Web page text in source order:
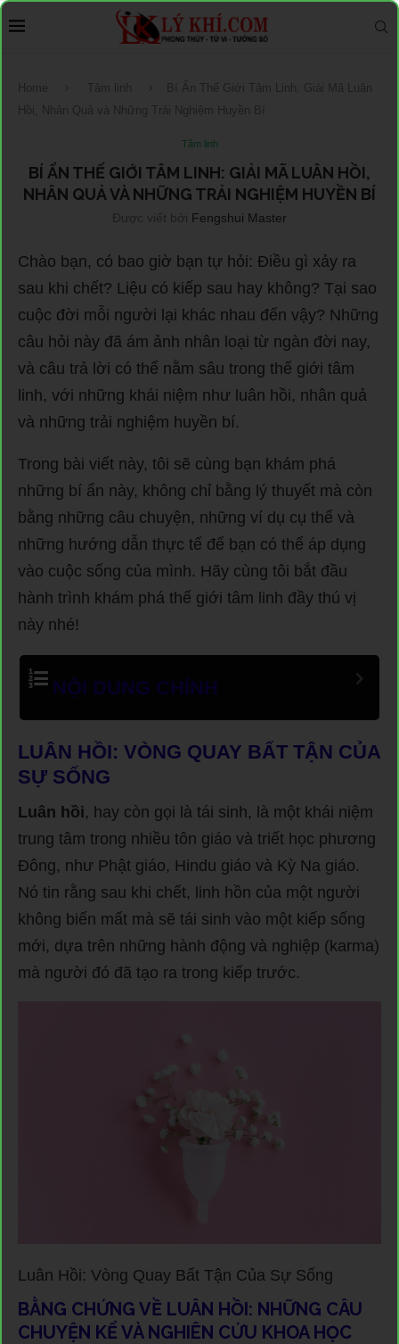
Home Tâm linh
Bí Ẩn Thế Giới Tâm Linh: Giải Mã Luân
Hồi, Nhân Quả và Những Trải Nghiệm Huyền Bí
Tâm linh
BÍ ẨN THẾ GIỚI TÂM LINH: GIẢI MÃ LUÂN HỒI,
NHÂN QUẢ VÀ NHỮNG TRẢI NGHIỆM HUYỀN BÍ
Được viết bởi Fengshui Master
Chào bạn, có bao giờ bạn tự hỏi: Điều gì xảy ra
sau khi chết? Liệu có kiếp sau hay không? Tại sao
cuộc đời mỗi người lại khác nhau đến vậy? Những
câu hỏi này đã ám ảnh nhân loại từ ngàn đời nay,
và câu trả lời có thể nằm sâu trong thế giới tâm
linh, với những khái niệm như luân hồi, nhân quả
và những trải nghiệm huyền bí.
Trong bài viết này, tôi sẽ cùng bạn khám phá
những bí ẩn này, không chỉ bằng lý thuyết mà còn
bằng những câu chuyện, những ví dụ cụ thể và
những hướng dẫn thực tế để bạn có thể áp dụng
vào cuộc sống của mình. Hãy cùng tôi bắt đầu
hành trình khám phá thế giới tâm linh đầy thú vị
này nhé!
NỘI DUNG CHÍNH
LUÂN HỒI: VÒNG QUAY BẤT TẬN CỦA
SỰ SỐNG
Luân hồi, hay còn gọi là tái sinh, là một khái niệm
trung tâm trong nhiều tôn giáo và triết học phương
Đông, như Phật giáo, Hindu giáo và Kỳ Na giáo.
Nó tin rằng sau khi chết, linh hồn của một người
không biến mất mà sẽ tái sinh vào một kiếp sống
mới, dựa trên những hành động và nghiệp (karma)
mà người đó đã tạo ra trong kiếp trước.
Luân Hồi: Vòng Quay Bất Tận Của Sự Sống
BẰNG CHỨNG VỀ LUÂN HỒI: NHỮNG CÂU
CHUYỆN KỂ VÀ NGHIÊN CỨU KHOA HỌC